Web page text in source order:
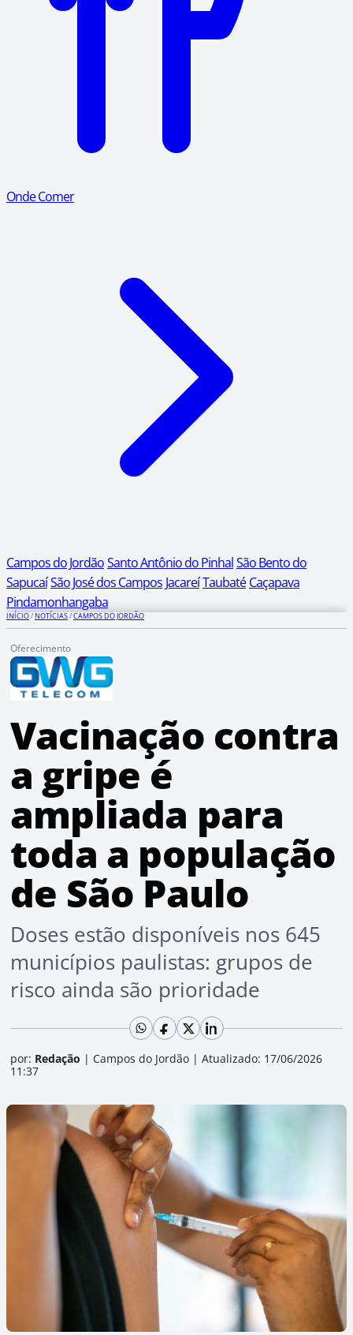
Onde Comer
Campos do JordãoSanto Antônio do PinhalSão Bento do
SapucaíSão José dos Campos JacareíTaubaté Caçapava
Pindamonhangaba
INÍCIO/NOTÍCIAS/CAMPOS DO JORDÃO
Oferecimento
Vacinação contra
a gripe é
ampliada para
toda a população
de São Paulo
Doses estão disponíveis nos 645
municípios paulistas: grupos de
risco ainda são prioridade
por: Redação | Campos do Jordão | Atualizado: 17/06/2026
11:37